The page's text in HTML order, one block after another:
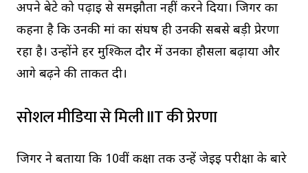
अपने बेटे को पढ़ाई से समझौता नहीं करने दिया। जिगर का
कहना है कि उनकी मां का संघर्ष ही उनकी सबसे बड़ी प्रेरणा
रहा है। उन्होंने हर मुश्किल दौर में उनका हौसला बढ़ाया और
आगे बढ़ने की ताकत दी।
सोशल मीडिया से मिली IIT की प्रेरणा
जिगर ने बताया कि 10वीं कक्षा तक उन्हें जेईई परीक्षा के बारे